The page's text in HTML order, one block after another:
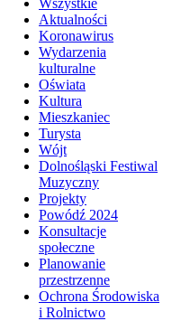
Aktualności
Koronawirus
Wydarzenia
kulturalne
Oświata
Kultura
Mieszkaniec
Turysta
Wójt
Dolnośląski Festiwal
Muzyczny
Projekty
Powódź 2024
Konsultacje
społeczne
Planowanie
przestrzenne
Ochrona Środowiska
i Rolnictwo